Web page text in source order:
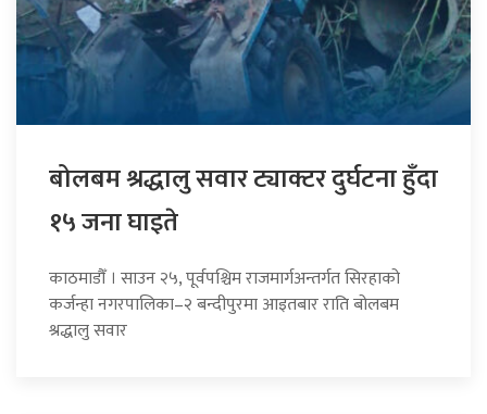
बोलबम श्रद्धालु सवार ट्याक्टर दुर्घटना हुँदा
१५ जना घाइते
काठमाडौँ । साउन २५, पूर्वपश्चिम राजमार्गअन्तर्गत सिरहाको
कर्जन्हा नगरपालिका–२ बन्दीपुरमा आइतबार राति बोलबम
श्रद्धालु सवार